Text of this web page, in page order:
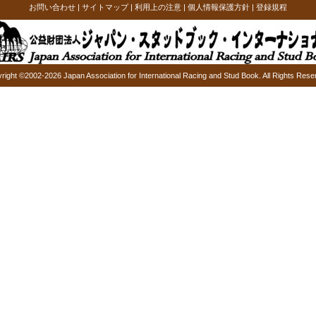
お問い合わせ | サイトマップ| 利用上の注意 | 個人情報保護方針 | 登録規程
©2002-2026 Japan Association for International Racing and Stud Book. All Rights